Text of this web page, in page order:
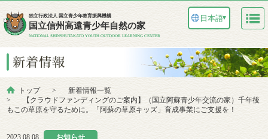
独立行政法人 国立青少年教育振興機構
国立信州高遠青少年自然の家
NATIONAL SHINSHUTAKATO YOUTH OUTDOOR LEARNING CENTER
日本語▼
トップ
新着情報一覧
【クラウドファンディングのご案内】（国立阿蘇青少年交流の家）千年後
もこの草原を守るために。「阿蘇の草原キッズ」育成事業にご支援を！
2023.08.08 お知らせ